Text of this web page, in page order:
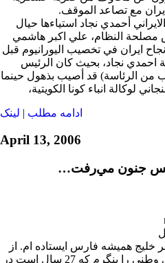
مع تصاعد الموقف.
أحمدي نجاد استياءها حيال
النظام، علي اكبر هاشمي
ايران في تخصيب اليورانيوم قبل
احمدي نجاد، بحيث كان الرئيس
الرئاسة) قد أصيب بذهول حينما
لوكالة انباء كونا الكويتية،
ادامه مطلب | لينک
April 13, 2006
جنون مي‌رفت…
خليج هميشه فارس ايستاده‌ ام. از
اين سو مي ‌توانم چراغهاي وطني را بنگرم كه 27 سال است در